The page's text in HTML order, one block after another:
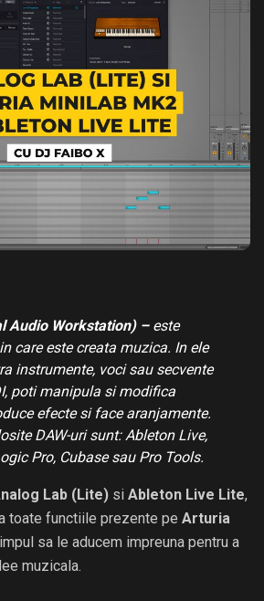
Audio Workstation) – este
care este creata muzica. In ele
instrumente, voci sau secvente
poti manipula si modifica
efecte si face aranjamente.
DAW-uri sunt: Ableton Live,
Pro, Cubase sau Pro Tools.
Lab (Lite) si Ableton Live Lite,
toate functiile prezente pe Arturia
sa le aducem impreuna pentru a
muzicala.